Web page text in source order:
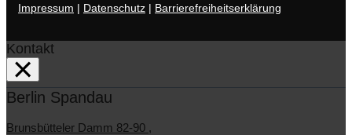
Impressum | Datenschutz | Barrierefreiheitserklärung
Kontakt
×
Berlin Spandau
Brunsbütteler Damm 82-90 ,